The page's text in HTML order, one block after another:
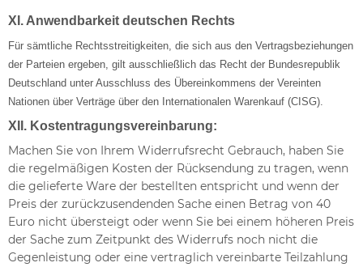
XI. Anwendbarkeit deutschen Rechts
Für sämtliche Rechtsstreitigkeiten, die sich aus den Vertragsbeziehungen
der Parteien ergeben, gilt ausschließlich das Recht der Bundesrepublik
Deutschland unter Ausschluss des Übereinkommens der Vereinten
Nationen über Verträge über den Internationalen Warenkauf (CISG).
XII. Kostentragungsvereinbarung:
Machen Sie von Ihrem Widerrufsrecht Gebrauch, haben Sie
die regelmäßigen Kosten der Rücksendung zu tragen, wenn
die gelieferte Ware der bestellten entspricht und wenn der
Preis der zurückzusendenden Sache einen Betrag von 40
Euro nicht übersteigt oder wenn Sie bei einem höheren Preis
der Sache zum Zeitpunkt des Widerrufs noch nicht die
Gegenleistung oder eine vertraglich vereinbarte Teilzahlung